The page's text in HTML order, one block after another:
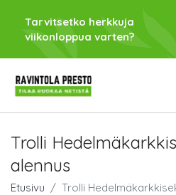
Tarvitsetko herkkuja
viikonloppua varten?
Trolli
alennus
Etusivu Trolli